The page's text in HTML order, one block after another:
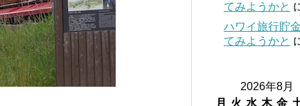
てみようかと
ハワイ旅行貯
てみようかと
2026年8月
月
火 水 木 金